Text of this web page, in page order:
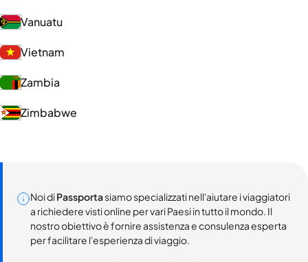
Vanuatu
Vietnam
Zambia
Zimbabwe
Noi diPassportasiamo specializzati nell'aiutare i viaggiatori
a richiedere visti online per vari Paesi in tutto il mondo. Il
nostro obiettivo è fornire assistenza e consulenza esperta
per facilitare l'esperienza di viaggio.